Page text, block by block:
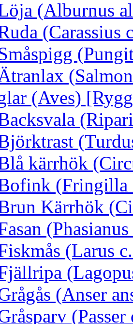
(Alburnus
(Carassius
(Aves)
kärrhök
(Fringilla
Kärrhök
(Larus
(Anser